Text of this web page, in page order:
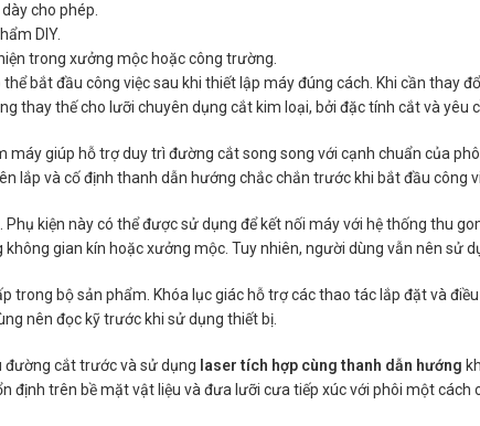
cho phép.
DIY.
trong xưởng mộc hoặc công trường.
bắt đầu công việc sau khi thiết lập máy đúng cách. Khi cần thay
thay thế cho lưỡi chuyên dụng cắt kim loại, bởi đặc tính cắt và yêu
máy giúp hỗ trợ duy trì đường cắt song song với cạnh chuẩn của
lắp và cố định thanh dẫn hướng chắc chắn trước khi bắt đầu công
. Phụ kiện này có thể được sử dụng để kết nối máy với hệ thống thu
gian kín hoặc xưởng mộc. Tuy nhiên, người dùng vẫn nên sử
trong bộ sản phẩm. Khóa lục giác hỗ trợ các thao tác lắp đặt và
nên đọc kỹ trước khi sử dụng thiết bị.
đường cắt trước và sử dụng laser tích hợp cùng thanh dẫn hướng
định trên bề mặt vật liệu và đưa lưỡi cưa tiếp xúc với phôi một cách